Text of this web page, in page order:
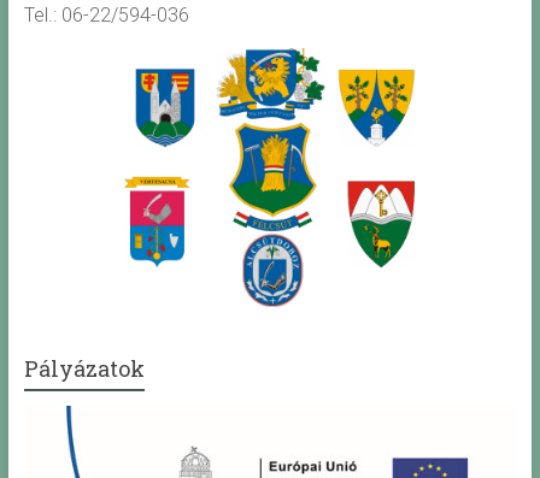
Tel.: 06-22/594-036
Pályázatok